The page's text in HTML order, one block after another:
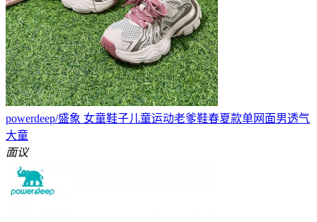
powerdeep/盛象 女童鞋子儿童运动老爹鞋春夏款单网面男透气
大童
面议